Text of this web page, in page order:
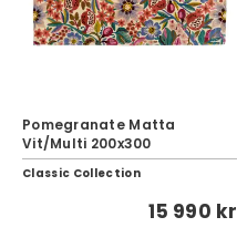
Pomegranate Matta
Vit/Multi 200x300
Classic Collection
15 990 kr